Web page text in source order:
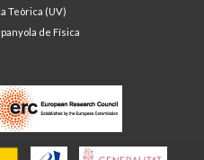
Teòrica (UV)
de Física